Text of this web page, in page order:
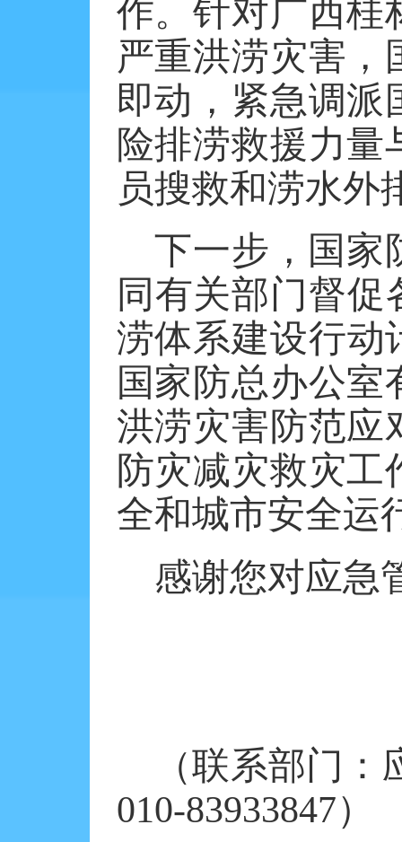
作。针对广西桂
严重洪涝灾害，
即动，紧急调派
险排涝救援力
员搜救和涝水外
下一步，国家
同有关部门督
涝体系建设行动
国家防总办公
洪涝灾害防范应
防灾减灾救灾
全和城市安全运
感谢您对应急
（联系部门
010-83933847）